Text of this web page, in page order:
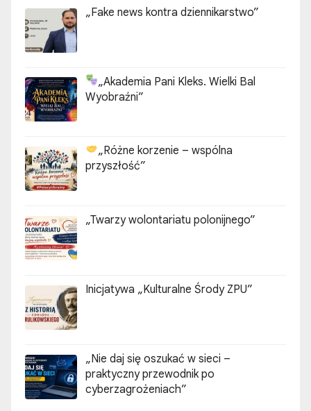
e
p
i
ó
„Fake news kontra dziennikarstwo”
„Akademia Pani Kleks. Wielki Bal
Wyobraźni”
„Różne korzenie – wspólna
przyszłość”
„Twarzy wolontariatu polonijnego”
Inicjatywa „Kulturalne Środy ZPU”
„Nie daj się oszukać w sieci –
praktyczny przewodnik po
cyberzagrożeniach”